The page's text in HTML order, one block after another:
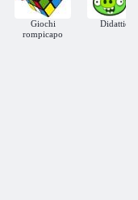
Giochi
rompicapo
Didattici